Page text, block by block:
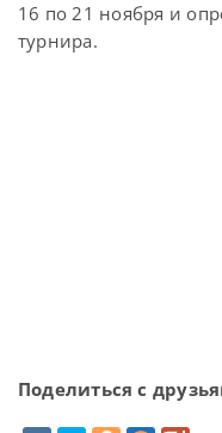
16 по 21 ноября и
турнира.
Поделиться с